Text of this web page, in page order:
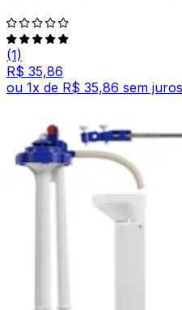
(1)
R$ 35,86
ou 1x de R$ 35,86 sem juros